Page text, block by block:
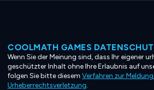
COOLMATH GAMES
Wenn Sie der Meinung sind, dass Ihr eigener
geschützter Inhalt ohne Ihre Erlaubnis auf
folgen Sie bitte diesem Verfahren zur
Urheberrechtsverletzung.